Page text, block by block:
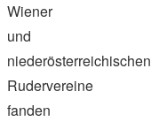
Wiener
und
niederösterreichischen
Rudervereine
fanden